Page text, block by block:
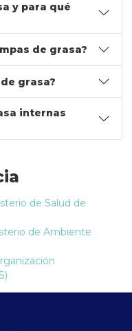
y para qué
de grasa?
grasa?
internas
de Salud de
de Ambiente